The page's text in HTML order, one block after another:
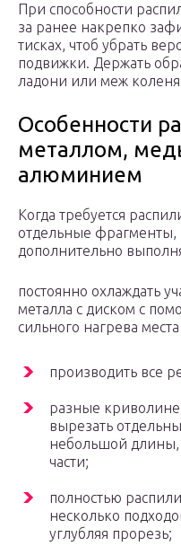
При способности
за ранее накрепко
тисках, чтоб убрать
подвижки. Держать
ладони или меж
Особенности
металлом,
алюминием
Когда требуется
отдельные фрагменты,
дополнительно
постоянно охлаждать
металла с диском с
сильного нагрева
производить все
разные
вырезать
небольшой длины,
части;
полностью
несколько
углубляя прорезь;